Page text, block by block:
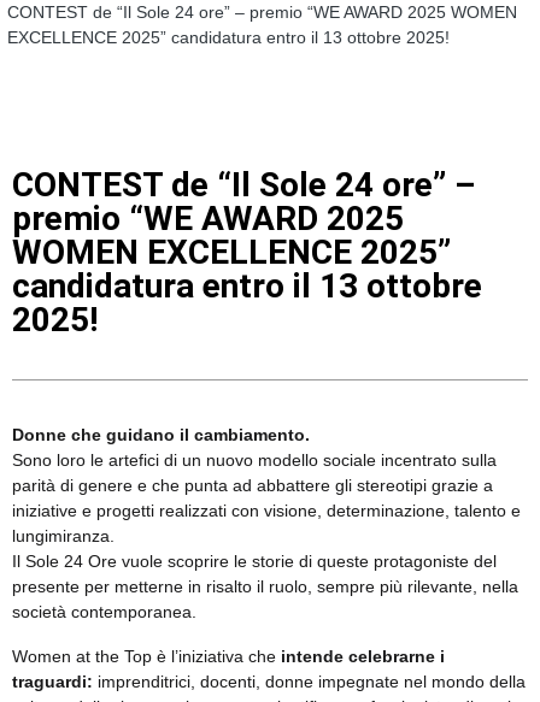
CONTEST de “Il Sole 24 ore” – premio “WE AWARD 2025 WOMEN
EXCELLENCE 2025” candidatura entro il 13 ottobre 2025!
CONTEST de “Il Sole 24 ore” –
premio “WE AWARD 2025
WOMEN EXCELLENCE 2025”
candidatura entro il 13 ottobre
2025!
Donne che guidano il cambiamento.
Sono loro le artefici di un nuovo modello sociale incentrato sulla
parità di genere e che punta ad abbattere gli stereotipi grazie a
iniziative e progetti realizzati con visione, determinazione, talento e
lungimiranza.
Il Sole 24 Ore vuole scoprire le storie di queste protagoniste del
presente per metterne in risalto il ruolo, sempre più rilevante, nella
società contemporanea.
Women at the Top è l’iniziativa che intende celebrarne i
traguardi: imprenditrici, docenti, donne impegnate nel mondo della